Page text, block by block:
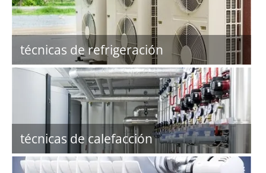
técnicas de refrigeración
técnicas de calefacción